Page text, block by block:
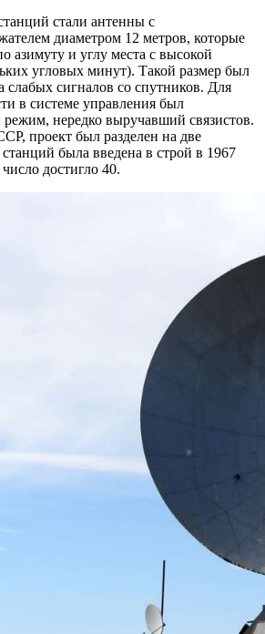
стали антенны с
диаметром 12 метров, которые
азимуту и углу места с высокой
угловых минут). Такой размер был
слабых сигналов со спутников. Для
в системе управления был
нередко выручавший связистов.
проект был разделен на две
была введена в строй в 1967
достигло 40.